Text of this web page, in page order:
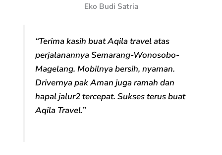
Eko Budi Satria
“Terima kasih buat Aqila travel atas
perjalanannya Semarang-Wonosobo-
Magelang. Mobilnya bersih, nyaman.
Drivernya pak Aman juga ramah dan
hapal jalur2 tercepat. Sukses terus buat
Aqila Travel.”